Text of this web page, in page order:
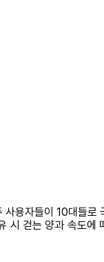
용자들이 10대들
걷는 양과 속도에